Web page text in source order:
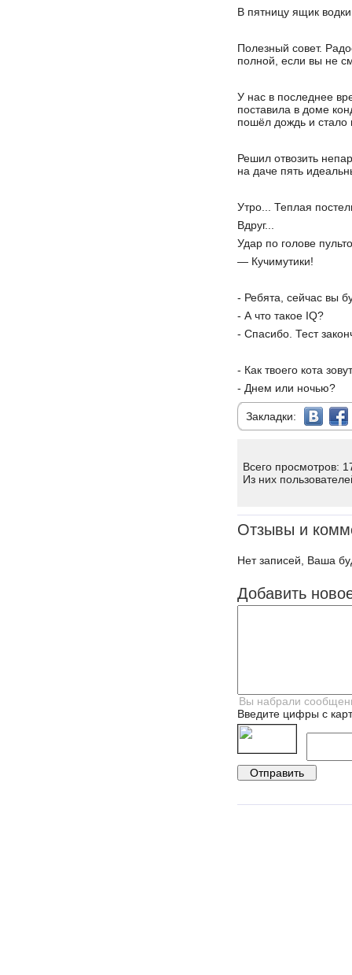
В пятницу ящик
Полезный совет.
полной, если вы не
У нас в последнее
поставила в доме
пошёл дождь и стало
Решил отвозить
на даче пять
Утро... Теплая
Вдруг...
Удар по голове
— Кучимутики!
- Ребята, сейчас вы
- А что такое IQ?
- Спасибо. Тест
- Как твоего кота
- Днем или ночью?
Закладки:
Всего просмотров:
Из них
Отзывы и
Нет записей, Ваша
Добавить
Введите цифры с